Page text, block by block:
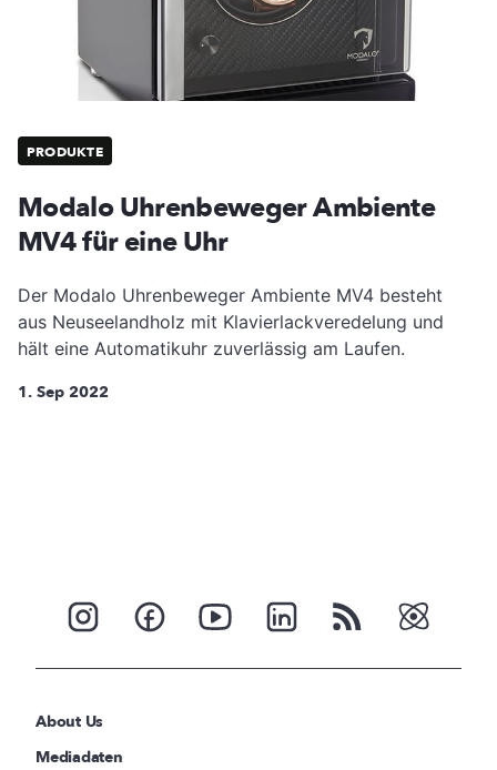
PRODUKTE
Modalo Uhrenbeweger Ambiente
MV4 für eine Uhr
Der Modalo Uhrenbeweger Ambiente MV4 besteht
aus Neuseelandholz mit Klavierlackveredelung und
hält eine Automatikuhr zuverlässig am Laufen.
1. Sep 2022
About Us
Mediadaten